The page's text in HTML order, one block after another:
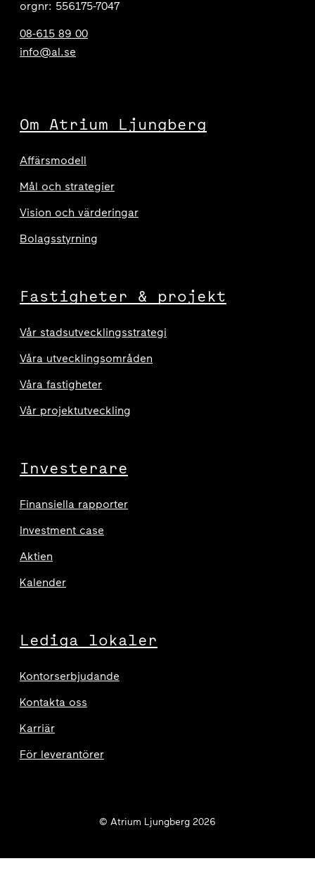
orgnr: 556175-7047
08-615 89 00
info@al.se
Om Atrium Ljungberg
Affärsmodell
Mål och strategier
Vision och värderingar
Bolagsstyrning
Fastigheter & projekt
Vår stadsutvecklingsstrategi
Våra utvecklingsområden
Våra fastigheter
Vår projektutveckling
Investerare
Finansiella rapporter
Investment case
Aktien
Kalender
Lediga lokaler
Kontorserbjudande
Kontakta oss
Karriär
För leverantörer
© Atrium Ljungberg 2026